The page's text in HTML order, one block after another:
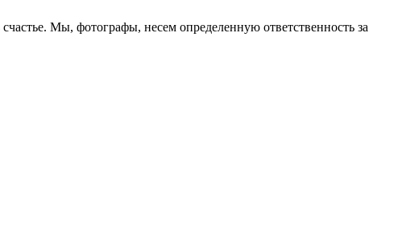
Мы, фотографы, несем определенную ответственность за